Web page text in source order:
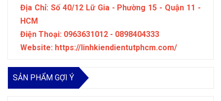
Địa Chỉ: Số 40/12 Lữ Gia - Phường 15 - Quận 11 -
HCM
Điện Thoại: 0963631012 - 0898404333
Website: https://linhkiendientutphcm.com/
SẢN PHẨM GỢI Ý